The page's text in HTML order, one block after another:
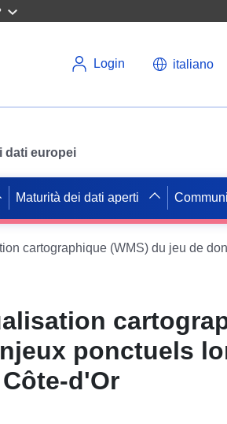
Login italiano
dati europei
Maturità dei dati aperti
ponctuels
d'Or